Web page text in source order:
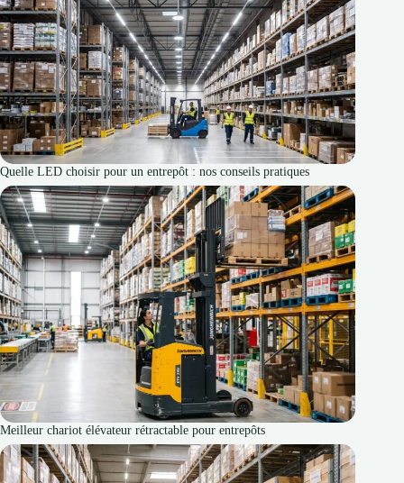
Quelle LED choisir pour un entrepôt : nos conseils pratiques
Meilleur chariot élévateur rétractable pour entrepôts